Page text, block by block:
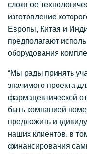
сложное
изготовление
Европы, Китая и
предполагают
оборудования
“Мы рады принять
значимого проекта
фармацевтической
быть компанией
предложить
наших клиентов, в
финансирования